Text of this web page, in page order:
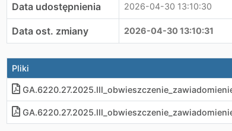
Data udostępnienia 2026-04-30 13:10:30
Data ost. zmiany 2026-04-30 13:10:31
Pliki